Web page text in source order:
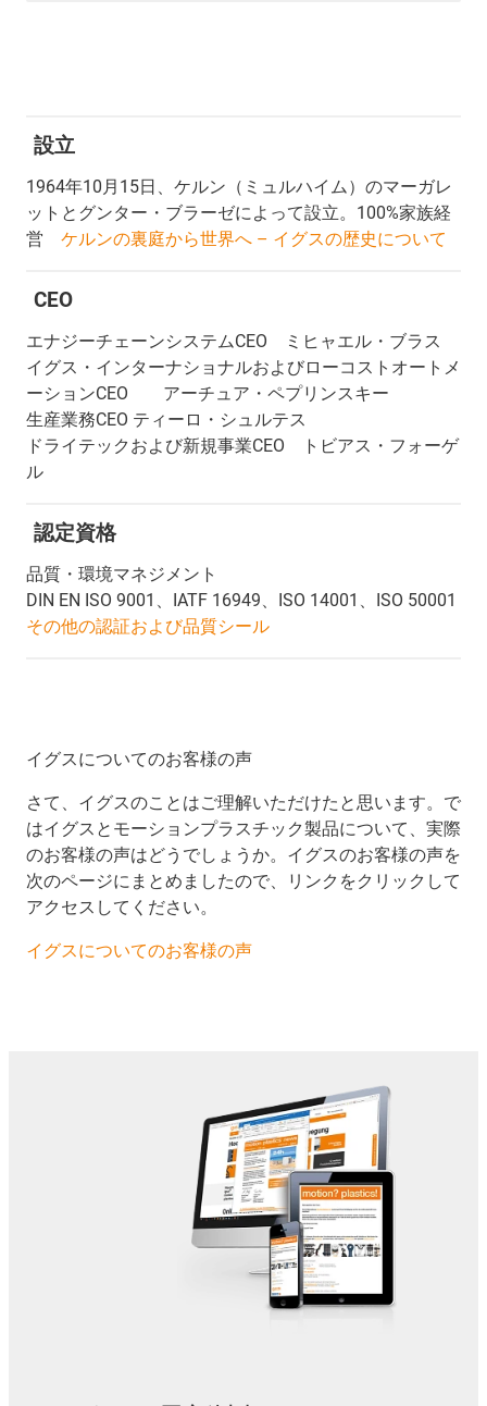
設立
1964年10月15日、ケルン（ミュルハイム）のマーガレ
ットとグンター・ブラーゼによって設立。100%家族経
営 ケルンの裏庭から世界へ – イグスの歴史について
CEO
エナジーチェーンシステムCEO ミヒャエル・ブラス
イグス・インターナショナルおよびローコストオートメ
ーションCEO アーチュア・ペプリンスキー
生産業務CEO ティーロ・シュルテス
ドライテックおよび新規事業CEO トビアス・フォーゲ
ル
認定資格
品質・環境マネジメント
DIN EN ISO 9001、IATF 16949、ISO 14001、ISO 50001
その他の認証および品質シール
イグスについてのお客様の声
さて、イグスのことはご理解いただけたと思います。で
はイグスとモーションプラスチック製品について、実際
のお客様の声はどうでしょうか。イグスのお客様の声を
次のページにまとめましたので、リンクをクリックして
アクセスしてください。
イグスについてのお客様の声